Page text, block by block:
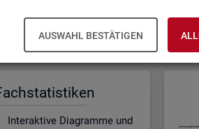
AUSWAHL BESTÄTIGEN
im Über­blick
In­ter­ak­ti­ve Dia­gram­me und